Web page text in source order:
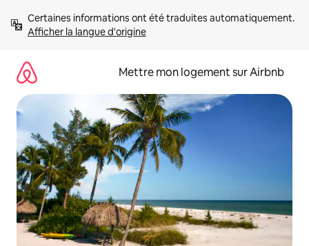
directement
Afficher la langue d'origine
Mettre mon logement sur Airbnb